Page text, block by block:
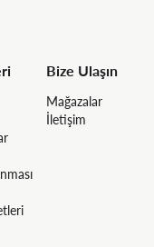
Bize Ulaşın
Mağazalar
İletişim